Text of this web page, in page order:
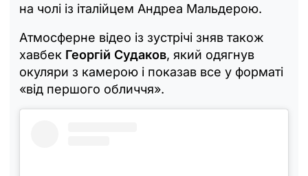
на чолі із італійцем Андреа Мальдерою.
Атмосферне відео із зустрічі зняв також
хавбек Георгій Судаков, який одягнув
окуляри з камерою і показав все у форматі
«від першого обличчя».